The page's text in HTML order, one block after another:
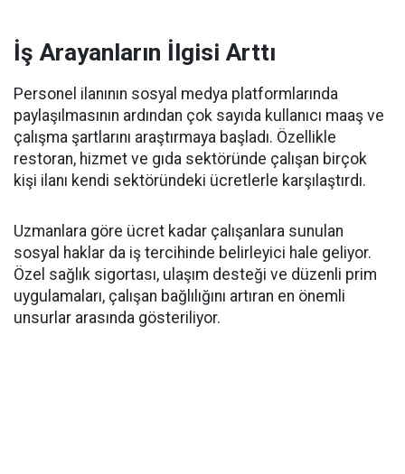
İş Arayanların İlgisi Arttı
Personel ilanının sosyal medya platformlarında
paylaşılmasının ardından çok sayıda kullanıcı maaş ve
çalışma şartlarını araştırmaya başladı. Özellikle
restoran, hizmet ve gıda sektöründe çalışan birçok
kişi ilanı kendi sektöründeki ücretlerle karşılaştırdı.
Uzmanlara göre ücret kadar çalışanlara sunulan
sosyal haklar da iş tercihinde belirleyici hale geliyor.
Özel sağlık sigortası, ulaşım desteği ve düzenli prim
uygulamaları, çalışan bağlılığını artıran en önemli
unsurlar arasında gösteriliyor.